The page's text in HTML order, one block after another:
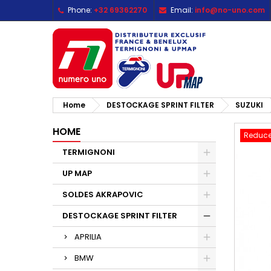
Phone: +32 69362270 Email: info@no-uno.com
Home DESTOCKAGE SPRINT FILTER SUZUKI
HOME
TERMIGNONI
UP MAP
SOLDES AKRAPOVIC
DESTOCKAGE SPRINT FILTER
APRILIA
BMW